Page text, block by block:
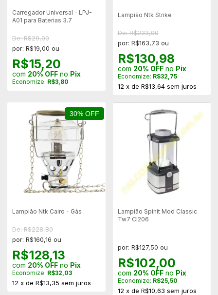
Carregador Universal - LPJ-
A01 para Baterias 3.7
De: R$29,00
por: R$19,00 ou
R$15,20
com 20% OFF no Pix
Economize: R$3,80
Lampião Ntk Strike
De: R$233,90
por: R$163,73 ou
R$130,98
com 20% OFFno Pix
Economize: R$32,75
12 x de R$13,64 sem juros
30% OFF
Lampião Ntk Cairo - Gás
De: R$228,80
por: R$160,16 ou
R$128,13
com 20% OFF no Pix
Economize: R$32,03
12 x de R$13,35 sem juros
Lampião Spinit Mod Classic
Tw7 Cl206
por: R$127,50 ou
R$102,00
com 20% OFFno Pix
Economize: R$25,50
12 x de R$10,63 sem juros